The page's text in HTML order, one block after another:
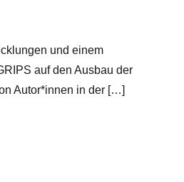
und einem
auf den Ausbau der
Autor*innen in der […]